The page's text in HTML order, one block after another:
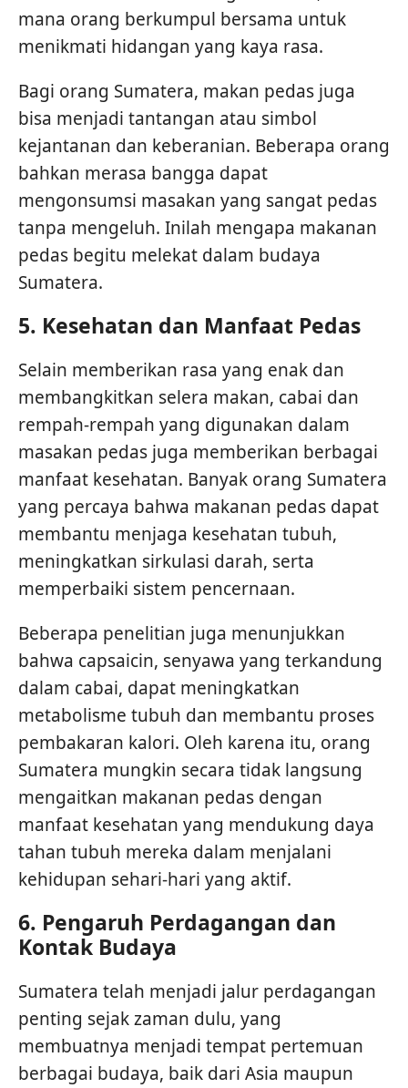
mana orang berkumpul bersama untuk
menikmati hidangan yang kaya rasa.
Bagi orang Sumatera, makan pedas juga
bisa menjadi tantangan atau simbol
kejantanan dan keberanian. Beberapa orang
bahkan merasa bangga dapat
mengonsumsi masakan yang sangat pedas
tanpa mengeluh. Inilah mengapa makanan
pedas begitu melekat dalam budaya
Sumatera.
5. Kesehatan dan Manfaat Pedas
Selain memberikan rasa yang enak dan
membangkitkan selera makan, cabai dan
rempah-rempah yang digunakan dalam
masakan pedas juga memberikan berbagai
manfaat kesehatan. Banyak orang Sumatera
yang percaya bahwa makanan pedas dapat
membantu menjaga kesehatan tubuh,
meningkatkan sirkulasi darah, serta
memperbaiki sistem pencernaan.
Beberapa penelitian juga menunjukkan
bahwa capsaicin, senyawa yang terkandung
dalam cabai, dapat meningkatkan
metabolisme tubuh dan membantu proses
pembakaran kalori. Oleh karena itu, orang
Sumatera mungkin secara tidak langsung
mengaitkan makanan pedas dengan
manfaat kesehatan yang mendukung daya
tahan tubuh mereka dalam menjalani
kehidupan sehari-hari yang aktif.
6. Pengaruh Perdagangan dan
Kontak Budaya
Sumatera telah menjadi jalur perdagangan
penting sejak zaman dulu, yang
membuatnya menjadi tempat pertemuan
berbagai budaya, baik dari Asia maupun